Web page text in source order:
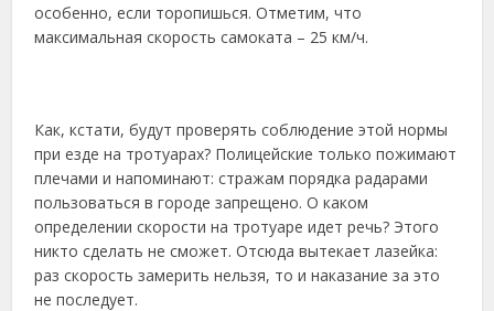
особенно, если торопишься. Отметим, что
максимальная скорость самоката – 25 км/ч.
Как, кстати, будут проверять соблюдение этой нормы
при езде на тротуарах? Полицейские только пожимают
плечами и напоминают: стражам порядка радарами
пользоваться в городе запрещено. О каком
определении скорости на тротуаре идет речь? Этого
никто сделать не сможет. Отсюда вытекает лазейка:
раз скорость замерить нельзя, то и наказание за это
не последует.